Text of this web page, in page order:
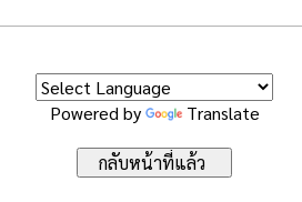
Powered by Translate